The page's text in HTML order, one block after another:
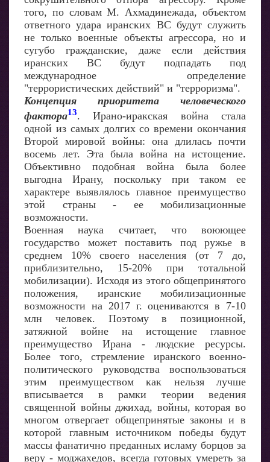
того, по словам М. Ахмадинежада, объектом
ответного удара иранских ВС будут служить
не только военные объекты агрессора, но и
сугубо гражданские, даже если действия
иранских ВС будут подпадать под
международное определение
"террористических действий" и "терроризма".
Концепция приоритета человеческого
фактора13. Ирано-иракская война стала
одной из самых долгих со времени окончания
Второй мировой войны: она длилась почти
восемь лет. Эта была война на истощение.
Объективно подобная война была более
выгодна Ирану, поскольку при таком ее
характере выявлялось главное преимущество
этой страны - ее мобилизационные
возможности.
Военная наука считает, что воюющее
государство может поставить под ружье в
среднем 10% своего населения (от 7 до,
приблизительно, 15-20% при тотальной
мобилизации). Исходя из этого общепринятого
положения, иранские мобилизационные
возможности на 2017 г. оцениваются в 7-10
млн человек. Поэтому в позиционной,
затяжной войне на истощение главное
преимущество Ирана - людские ресурсы.
Более того, стремление иранского военно-
политического руководства воспользоваться
этим преимуществом как нельзя лучше
вписывается в рамки теории ведения
священной войны джихад, войны, которая во
многом отвергает общепринятые законы и в
которой главным источником победы будут
массы фанатично преданных исламу борцов за
веру - моджахедов, всегда готовых умереть за